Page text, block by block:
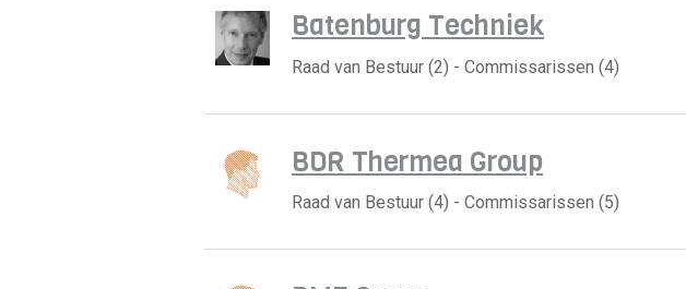
Batenburg Techniek
Raad van Bestuur (2) - Commissarissen (4)
BDR Thermea Group
Raad van Bestuur (4) - Commissarissen (5)